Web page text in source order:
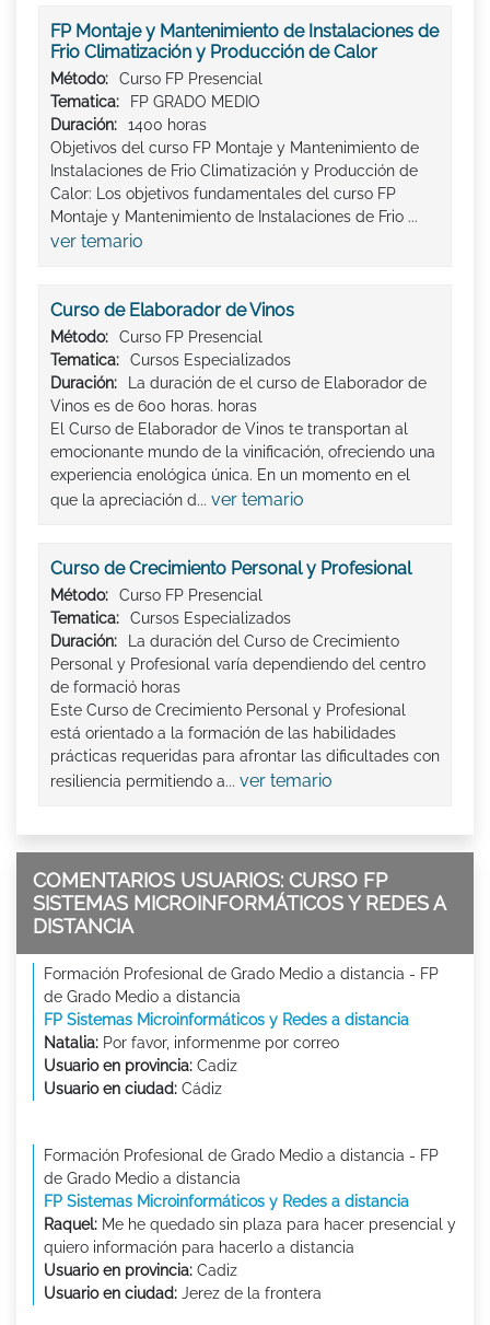
FP Montaje y Mantenimiento de Instalaciones de
Frio Climatización y Producción de Calor
Método:
Curso FP Presencial
Tematica:
FP GRADO MEDIO
Duración:
1400 horas
Objetivos del curso FP Montaje y Mantenimiento de
Instalaciones de Frio Climatización y Producción de
Calor: Los objetivos fundamentales del curso FP
Montaje y Mantenimiento de Instalaciones de Frio ...
ver temario
Curso de Elaborador de Vinos
Método:
Curso FP Presencial
Tematica:
Cursos Especializados
Duración:
La duración de el curso de Elaborador de
Vinos es de 600 horas. horas
El Curso de Elaborador de Vinos te transportan al
emocionante mundo de la vinificación, ofreciendo una
experiencia enológica única. En un momento en el
que la apreciación d... ver temario
Curso de Crecimiento Personal y Profesional
Método:
Curso FP Presencial
Tematica:
Cursos Especializados
Duración:
La duración del Curso de Crecimiento
Personal y Profesional varía dependiendo del centro
de formació horas
Este Curso de Crecimiento Personal y Profesional
está orientado a la formación de las habilidades
prácticas requeridas para afrontar las dificultades con
resiliencia permitiendo a... ver temario
COMENTARIOS USUARIOS: CURSO FP
SISTEMAS MICROINFORMÁTICOS Y REDES A
DISTANCIA
Formación Profesional de Grado Medio a distancia - FP
de Grado Medio a distancia
FP Sistemas Microinformáticos y Redes a distancia
Natalia: Por favor, informenme por correo
Usuario en provincia: Cadiz
Usuario en ciudad: Cádiz
Formación Profesional de Grado Medio a distancia - FP
de Grado Medio a distancia
FP Sistemas Microinformáticos y Redes a distancia
Raquel: Me he quedado sin plaza para hacer presencial y
quiero información para hacerlo a distancia
Usuario en provincia: Cadiz
Usuario en ciudad: Jerez de la frontera